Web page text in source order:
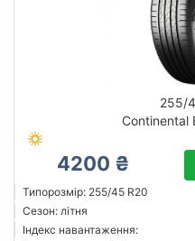
255/
Continental
4200 ₴
Типорозмір: 255/45 R20
Сезон: літня
Індекс навантаження: